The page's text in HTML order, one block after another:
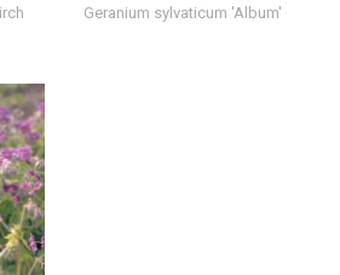
Geranium sylvaticum 'Album'